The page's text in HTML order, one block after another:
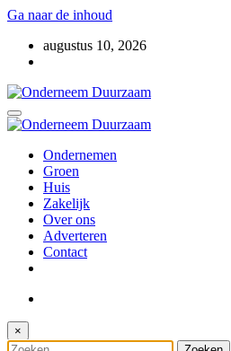
Ga naar de inhoud
augustus 10, 2026
Onderneem Duurzaam
Voor ondernemers met oog voor morgen
Onderneem Duurzaam
Voor ondernemers met oog voor morgen
Ondernemen
Groen
Huis
Zakelijk
Over ons
Adverteren
Contact
×